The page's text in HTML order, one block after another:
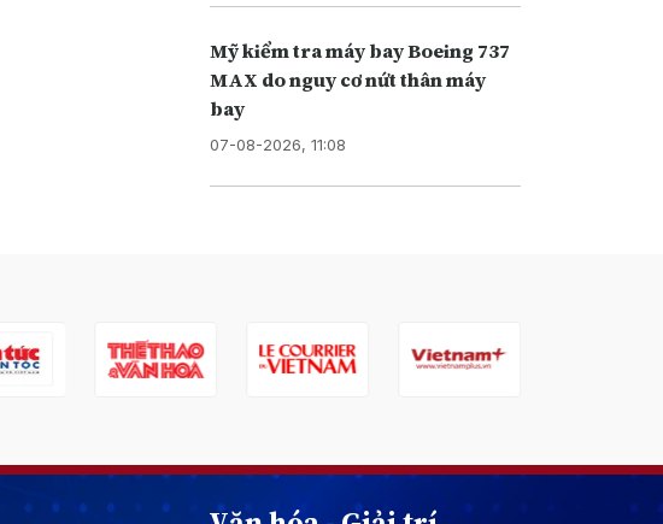
Mỹ kiểm tra máy bay Boeing 737
MAX do nguy cơ nứt thân máy
bay
07-08-2026, 11:08